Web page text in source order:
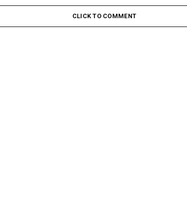
CLICK TO COMMENT